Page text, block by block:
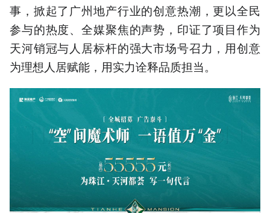
事，掀起了广州地产行业的创意热潮，更以全民
参与的热度、全媒聚焦的声势，印证了项目作为
天河销冠与人居标杆的强大市场号召力，用创意
为理想人居赋能，用实力诠释品质担当。